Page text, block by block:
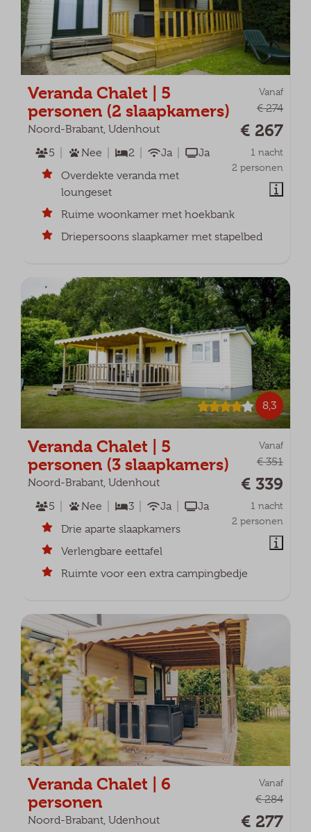
Vanaf
€ 274
€ 267
1 nacht
2 personen
Veranda Chalet | 5
personen (2 slaapkamers)
Noord-Brabant, Udenhout
5
Nee 2 Ja
Ja
Overdekte veranda met
loungeset
Ruime woonkamer met hoekbank
Driepersoons slaapkamer met stapelbed
8,3
Vanaf
€ 351
€ 339
1 nacht
2 personen
Veranda Chalet | 5
personen (3 slaapkamers)
Noord-Brabant, Udenhout
5
Nee 3 Ja
Ja
Drie aparte slaapkamers
Verlengbare eettafel
Ruimte voor een extra campingbedje
Vanaf
€ 284
€ 277
Veranda Chalet | 6
personen
Noord-Brabant, Udenhout